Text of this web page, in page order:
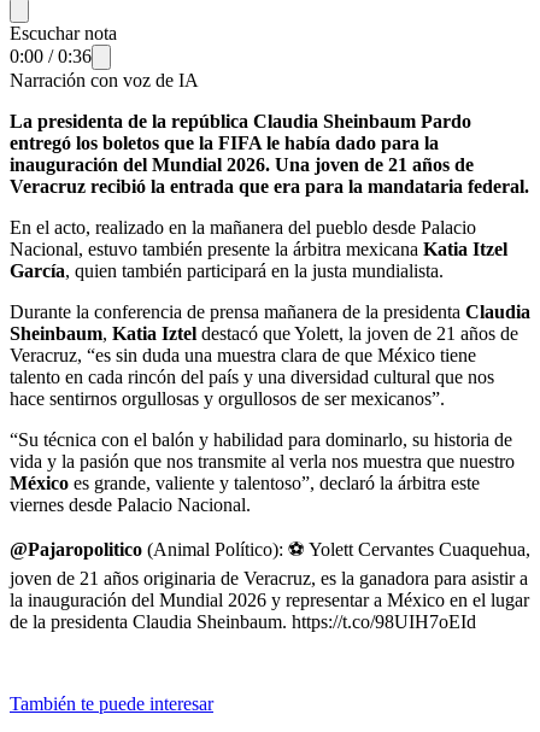
Escuchar nota
0:00 /0:36
Narración con voz de IA
La presidenta de la república Claudia Sheinbaum Pardo
entregó los boletos que la FIFA le había dado para la
inauguración del Mundial 2026. Una joven de 21 años de
Veracruz recibió la entrada que era para la mandataria federal.
En el acto, realizado en la mañanera del pueblo desde Palacio
Nacional, estuvo también presente la árbitra mexicana Katia Itzel
García, quien también participará en la justa mundialista.
Durante la conferencia de prensa mañanera de la presidenta Claudia
Sheinbaum, Katia Iztel destacó que Yolett, la joven de 21 años de
Veracruz, “es sin duda una muestra clara de que México tiene
talento en cada rincón del país y una diversidad cultural que nos
hace sentirnos orgullosas y orgullosos de ser mexicanos”.
“Su técnica con el balón y habilidad para dominarlo, su historia de
vida y la pasión que nos transmite al verla nos muestra que nuestro
México es grande, valiente y talentoso”, declaró la árbitra este
viernes desde Palacio Nacional.
@Pajaropolitico (Animal Político): ⚽️ Yolett Cervantes Cuaquehua,
joven de 21 años originaria de Veracruz, es la ganadora para asistir a
la inauguración del Mundial 2026 y representar a México en el lugar
de la presidenta Claudia Sheinbaum. https://t.co/98UIH7oEId
También te puede interesar